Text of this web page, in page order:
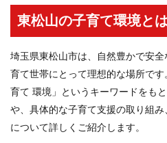
東松山の子育て環境と
埼玉県東松山市は、自然豊かで安
育て世帯にとって理想的な場所で
育て 環境」というキーワードをも
や、具体的な子育て支援の取り組
について詳しくご紹介します。